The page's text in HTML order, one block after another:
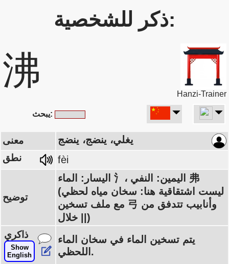
ذكر للشخصية:
沸
Hanzi-Trainer
يبحث:
معنى يغلي، ينضج، ينضج
نطق fèi
توضيح
اليسار: الماء 氵، اليمين: النفي 弗
(ليست اشتقاقية هنا: سخان مياه لحظي
مع ملف تسخين 弓 وأنابيب تتدفق من
خلال ||)
ذاكري
Show
English
يتم تسخين الماء في سخان الماء
اللحظي.